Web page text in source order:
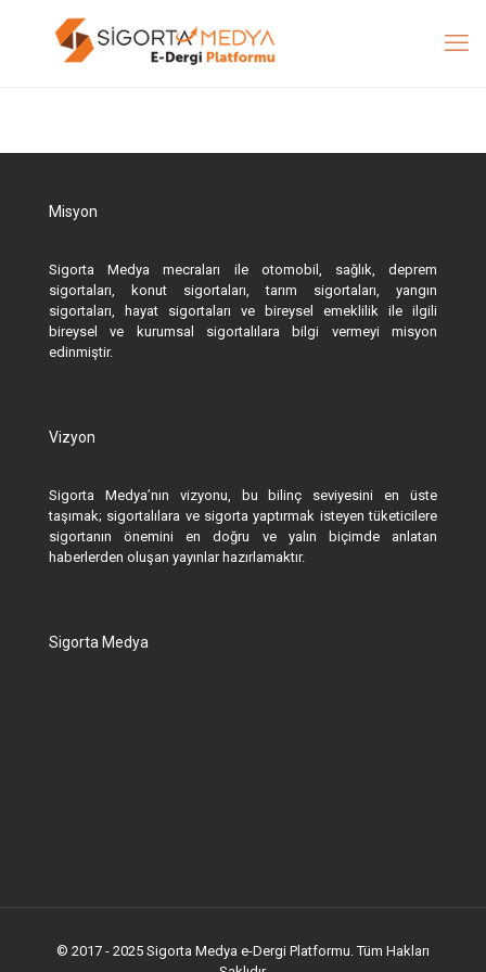
Misyon
Sigorta Medya mecraları ile otomobil, sağlık, deprem
sigortaları, konut sigortaları, tarım sigortaları, yangın
sigortaları, hayat sigortaları ve bireysel emeklilik ile ilgili
bireysel ve kurumsal sigortalılara bilgi vermeyi misyon
edinmiştir.
Vizyon
Sigorta Medya’nın vizyonu, bu bilinç seviyesini en üste
taşımak; sigortalılara ve sigorta yaptırmak isteyen tüketicilere
sigortanın önemini en doğru ve yalın biçimde anlatan
haberlerden oluşan yayınlar hazırlamaktır.
Sigorta Medya
© 2017 - 2025 Sigorta Medya e-Dergi Platformu. Tüm Hakları